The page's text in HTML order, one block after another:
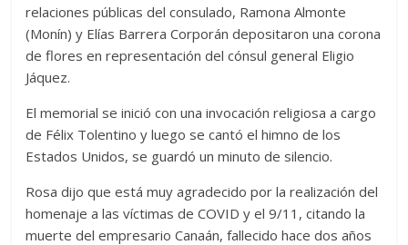
relaciones públicas del consulado, Ramona Almonte
(Monín) y Elías Barrera Corporán depositaron una corona
de flores en representación del cónsul general Eligio
Jáquez.
El memorial se inició con una invocación religiosa a cargo
de Félix Tolentino y luego se cantó el himno de los
Estados Unidos, se guardó un minuto de silencio.
Rosa dijo que está muy agradecido por la realización del
homenaje a las víctimas de COVID y el 9/11, citando la
muerte del empresario Canaán, fallecido hace dos años